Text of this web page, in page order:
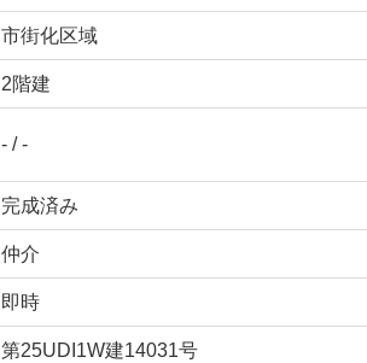
市街化区域
2階建
- / -
完成済み
仲介
即時
第25UDI1W建14031号